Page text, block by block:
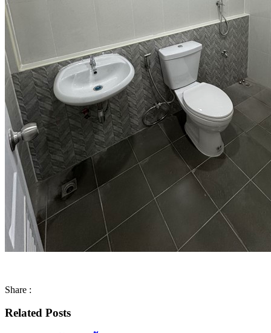
Share :
Related Posts